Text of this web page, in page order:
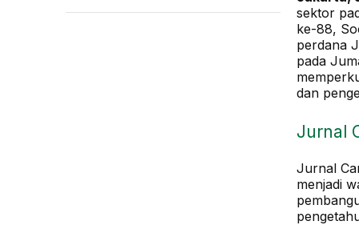
sektor
ke-88,
perdana
pada
dan
Jurnal
Jurnal
menjadi